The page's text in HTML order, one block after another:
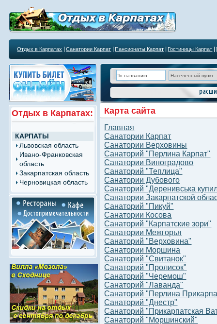
Отдых в Карпатах Санатории Карпат Пансионаты Карпат Гостиницы Карпат
Отдых в Карпатах:
КАРПАТЫ
Львовская область
Ивано-Франковская
область
Закарпатская область
Черновицкая область
Карта сайта
Главная
Санатории Карпат
Санатории Верховины
Санаторий "Перлина Карпат"
Санатории Виноградово
Санаторий "Теплица"
Санатории Дубового
Санаторий "Деренивська
Санатории Закарпатской
Санаторий "Пикуй"
Санатории Косова
Санаторий "Карпатские зори"
Санатории Межгорья
Санаторий "Верховина"
Санатории Моршина
Санаторий "Свитанок"
Санаторий "Пролисок"
Санаторий "Черемош"
Санаторий "Лаванда"
Санаторий "Перлина
Санаторий "Днестр"
Санаторий "Прикарпатская
Санаторий "Моршинский"